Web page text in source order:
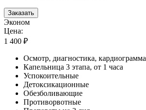
Заказать
Эконом
Цена:
1 400 ₽
Осмотр, диагностика, кардиограмма
Капельница 3 этапа, от 1 часа
Успокоительные
Детоксикационные
Обезболивающие
Противорвотные